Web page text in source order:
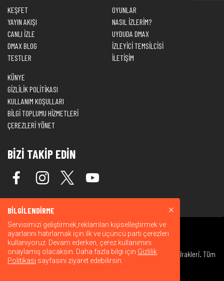
KEŞFET
YAYIN AKIŞI
CANLI İZLE
DMAX BLOG
TESTLER
OYUNLAR
NASIL İZLERİM?
UYDUDA DMAX
İZLEYİCİ TEMSİLCİSİ
İLETİŞİM
KÜNYE
GİZLİLİK POLİTİKASI
KULLANIM KOŞULLARI
BİLGİ TOPLUMU HİZMETLERİ
ÇEREZLERİ YÖNET
BİZİ TAKİP EDİN
© 2026 Warner Bros. Discovery, Inc. veya bağlı kuruluşları ve iştirakleri. Tüm
hakları saklıdır.
BİLGİLENDİRME
Servisimizi geliştirmek,reklamları kişiselleştirmek ve
ayarlarını hatırlamak için ilk ve üçüncü parti çerezleri
kullanıyoruz. Devam ederken, çerez kullanımını
onaylamış olacaksın. Daha fazla bilgi için Gizlilik
Politikası sayfasını ziyaret edebilirsin.